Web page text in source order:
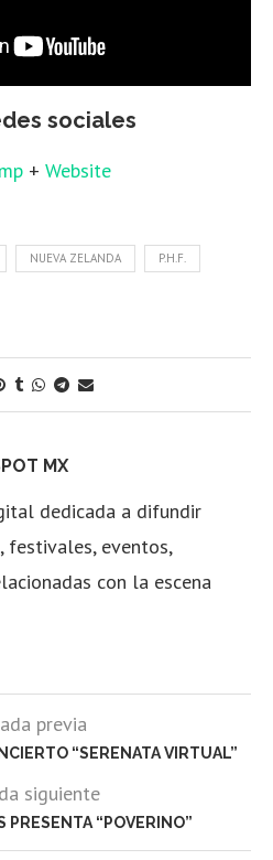
sociales
+ Website
NUEVA ZELANDA P.H.F.
MX
dedicada a difundir
festivales, eventos,
con la escena
previa
“SERENATA VIRTUAL”
siguiente
PRESENTA “POVERINO”